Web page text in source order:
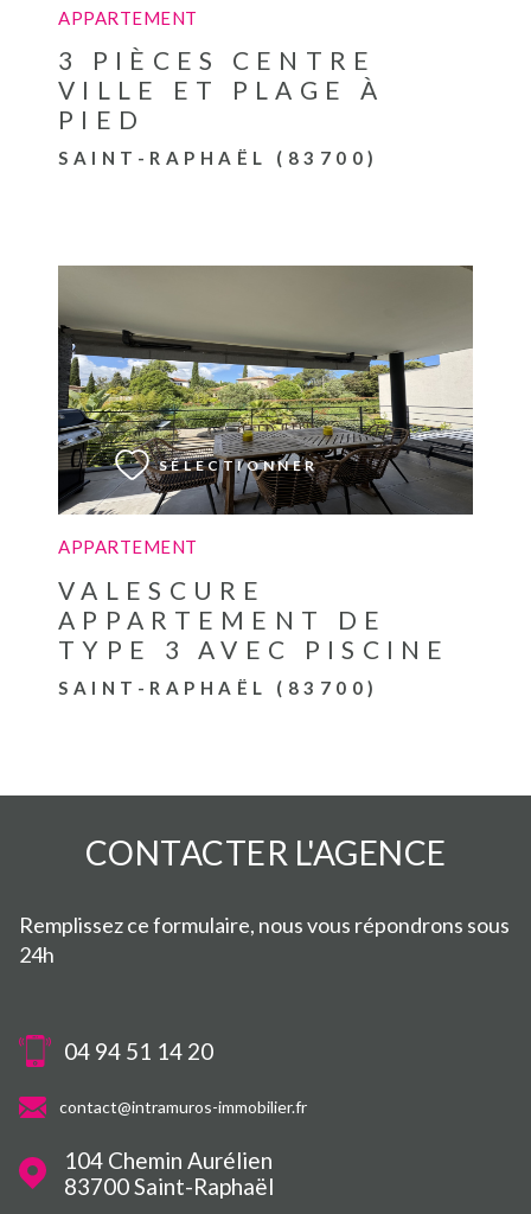
APPARTEMENT
3 PIÈCES CENTRE
VILLE ET PLAGE À
PIED
SAINT-RAPHAËL (83700)
APPARTEMENT
VALESCURE
APPARTEMENT DE
TYPE 3 AVEC PISCINE
SAINT-RAPHAËL (83700)
SÉLECTIONNER
VOIR LE BIEN
CONTACTER L'AGENCE
Remplissez ce formulaire, nous vous répondrons sous
24h
04 94 51 14 20
contact@intramuros-immobilier.fr
104 Chemin Aurélien
83700
Saint-Raphaël